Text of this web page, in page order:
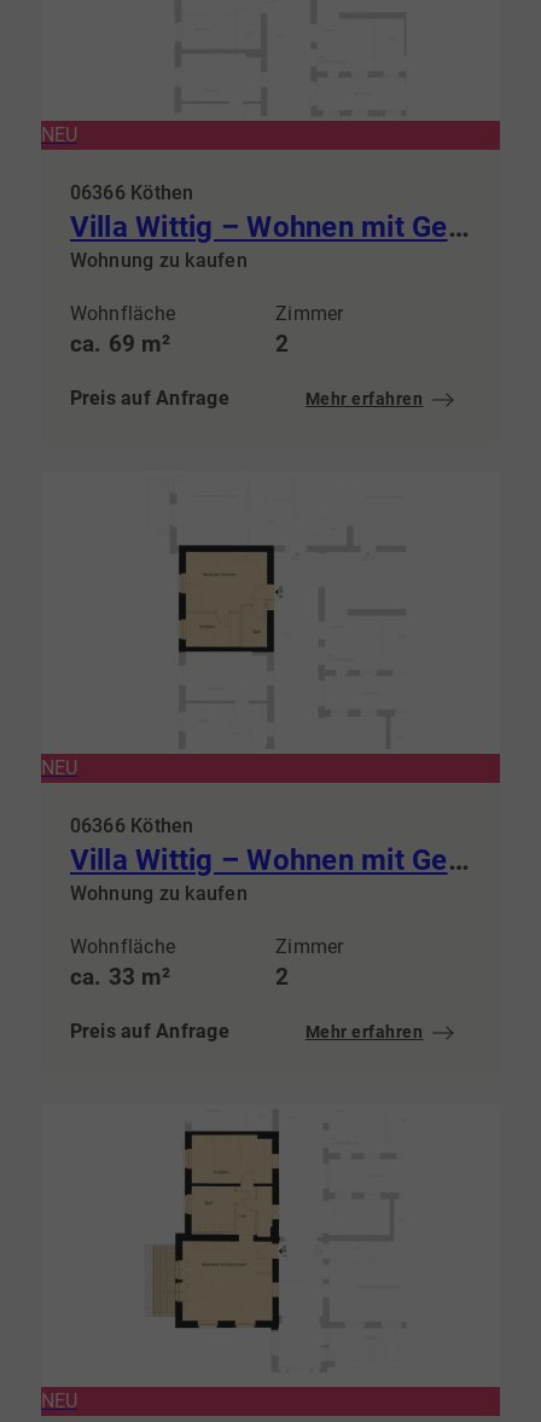
NEU
06366 Köthen
Villa Wittig – Wohnen mit Geschichte & steuerlichem Vorteil
Wohnung zu kaufen
Wohnfläche
ca. 69 m²
Zimmer
2
Preis auf Anfrage Mehr erfahren
NEU
06366 Köthen
Villa Wittig – Wohnen mit Geschichte & steuerlichem Vorteil
Wohnung zu kaufen
Wohnfläche
ca. 33 m²
Zimmer
2
Preis auf Anfrage Mehr erfahren
NEU